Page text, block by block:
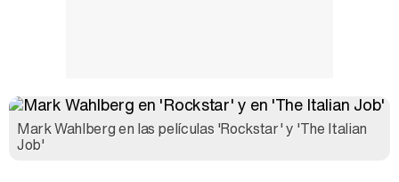
Mark Wahlberg en las películas 'Rockstar' y 'The Italian
Job'